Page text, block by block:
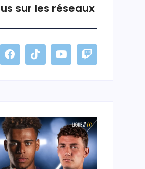
sur les réseaux